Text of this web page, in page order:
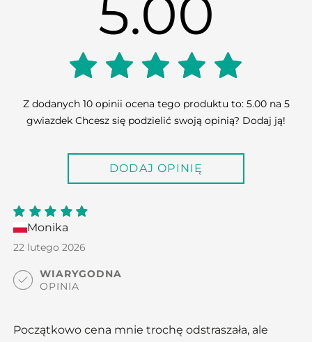
5.00
5.00
out of
5
Z dodanych 10 opinii ocena tego produktu to: 5.00 na 5
gwiazdek Chcesz się podzielić swoją opinią? Dodaj ją!
DODAJ OPINIĘ
5out
of 5
Monika
22 lutego 2026
WIARYGODNA
OPINIA
Początkowo cena mnie trochę odstraszała, ale